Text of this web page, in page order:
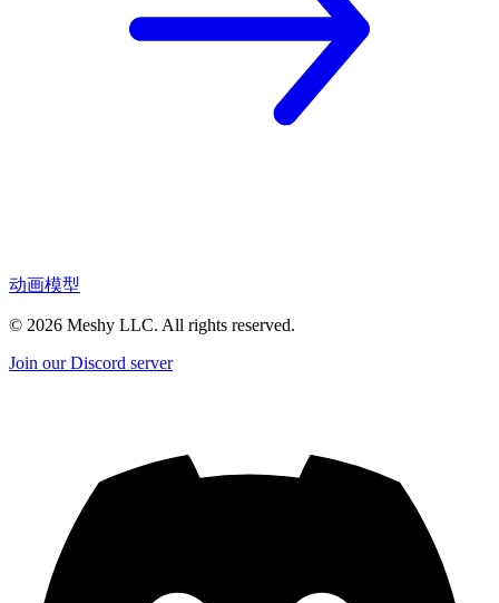
动画模型
© 2026 Meshy LLC. All rights reserved.
Join our Discord server